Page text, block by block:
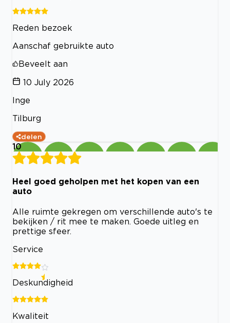
Reden bezoek
Aanschaf gebruikte auto
Beveelt aan
10 July 2026
Inge
Tilburg
delen
10
Heel goed geholpen met het kopen van een
auto
Alle ruimte gekregen om verschillende auto's te
bekijken / rit mee te maken. Goede uitleg en
prettige sfeer.
Service
Deskundigheid
Kwaliteit